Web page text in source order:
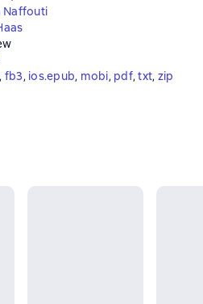
Naffouti
, fb3, ios.epub, mobi, pdf, txt, zip